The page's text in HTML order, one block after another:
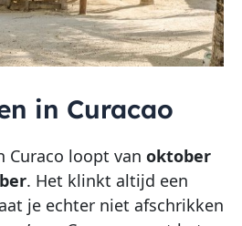
in Curacao
Curaco loopt van oktober
. Het klinkt altijd een
je echter niet afschrikken